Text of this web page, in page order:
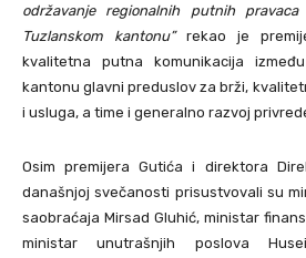
održavanje regionalnih putnih
Tuzlanskom kantonu”rekao je
kvalitetna putna komunikacija
kantonu glavni preduslov za brži,
i usluga, a time i generalno razvoj
Osim premijera Gutića i direktora
današnjoj svečanosti prisustvovali su
saobraćaja Mirsad Gluhić, ministar
ministar unutrašnjih poslova